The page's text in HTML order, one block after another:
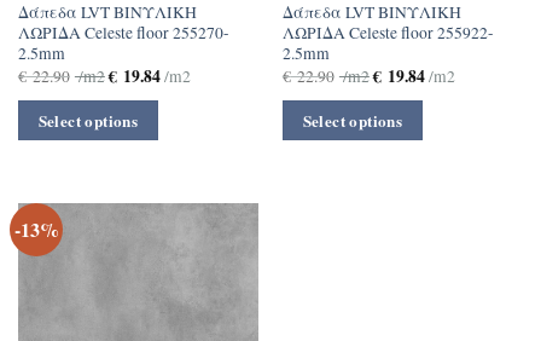
Δάπεδα LVT ΒΙΝΥΛΙΚΗ
ΛΩΡΙΔΑ Celeste floor 255270-
2.5mm
€22.90 /m2€19.84/m2
Select options
Δάπεδα LVT ΒΙΝΥΛΙΚΗ
ΛΩΡΙΔΑ Celeste floor 255922-
2.5mm
€22.90 /m2€19.84/m2
Select options
-13%